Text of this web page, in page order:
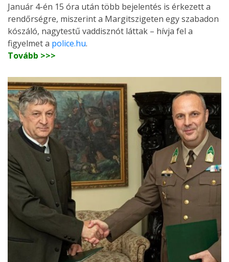
Január 4-én 15 óra után több bejelentés is érkezett a
rendőrségre, miszerint a Margitszigeten egy szabadon
kószáló, nagytestű vaddisznót láttak – hívja fel a
figyelmet a police.hu.
Tovább >>>